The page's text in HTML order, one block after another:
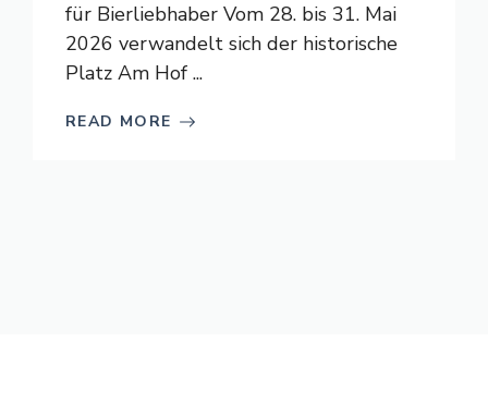
für Bierliebhaber Vom 28. bis 31. Mai
2026 verwandelt sich der historische
Platz Am Hof ...
READ MORE